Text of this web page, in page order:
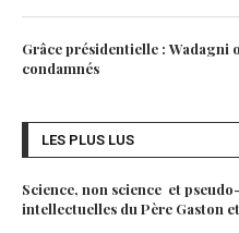
Grâce présidentielle : Wadagni
condamnés
LES PLUS LUS
Science, non science et
intellectuelles du Père Gaston